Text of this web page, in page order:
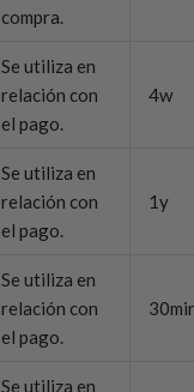
compra.
Se utiliza en
relación con
el pago.
4w
Se utiliza en
relación con
el pago.
1y
Se utiliza en
relación con
el pago.
Se utiliza en